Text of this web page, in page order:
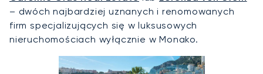
– dwóch najbardziej uznanych i renomowanych
firm specjalizujących się w luksusowych
nieruchomościach wyłącznie w Monako.